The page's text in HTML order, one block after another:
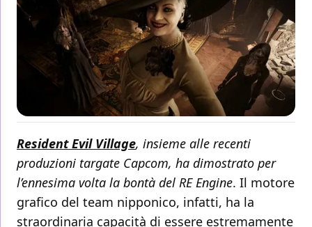
Resident Evil Village, insieme alle recenti
produzioni targate Capcom, ha dimostrato per
l’ennesima volta la bontà del RE Engine. Il motore
grafico del team nipponico, infatti, ha la
straordinaria capacità di essere estremamente